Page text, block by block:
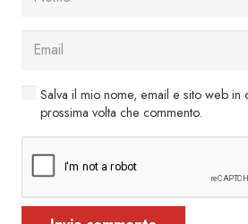
Salva il mio nome, email e sito web
prossima volta che commento.